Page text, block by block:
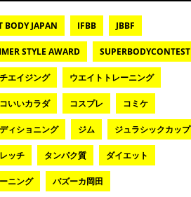
BODY JAPAN IFBB JBBF
STYLE AWARD SUPERBODYCONTEST
エイジング ウエイトトレーニング
いいカラダ コスプレ コミケ
ィショニング ジム ジュラシックカップ
ッチ タンパク質 ダイエット
ニング バズーカ岡田